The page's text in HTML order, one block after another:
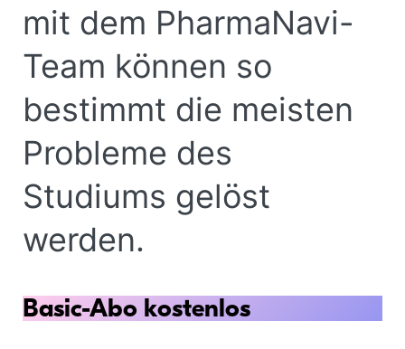
mit dem PharmaNavi-
Team können so
bestimmt die meisten
Probleme des
Studiums gelöst
werden.
Basic-Abo kostenlos